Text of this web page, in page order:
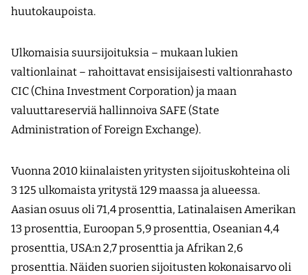
huutokaupoista.
Ulkomaisia suursijoituksia – mukaan lukien
valtionlainat – rahoittavat ensisijaisesti valtionrahasto
CIC (China Investment Corporation) ja maan
valuuttareserviä hallinnoiva SAFE (State
Administration of Foreign Exchange).
Vuonna 2010 kiinalaisten yritysten sijoituskohteina oli
3 125 ulkomaista yritystä 129 maassa ja alueessa.
Aasian osuus oli 71,4 prosenttia, Latinalaisen Amerikan
13 prosenttia, Euroopan 5,9 prosenttia, Oseanian 4,4
prosenttia, USA:n 2,7 prosenttia ja Afrikan 2,6
prosenttia. Näiden suorien sijoitusten kokonaisarvo oli